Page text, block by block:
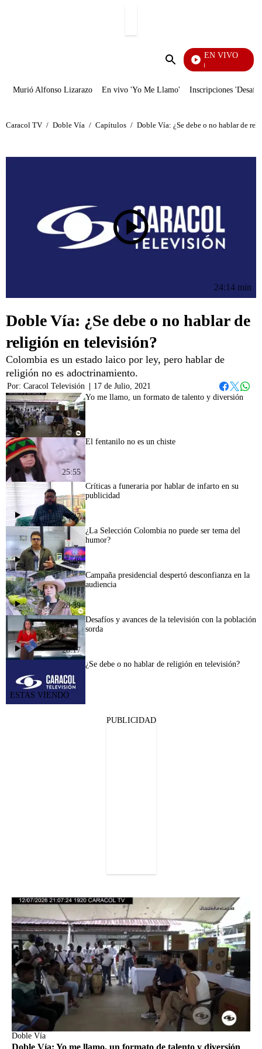
Enviar
EN VIVO
Noticias Caracol
Murió Alfonso Lizarazo En vivo 'Yo Me Llamo' Inscripciones
Caracol TV / Doble Vía / Capítulos / Doble Vía: ¿Se debe o no hablar de
24:14 min
Doble Vía: ¿Se debe o no hablar de
religión en televisión?
Colombia es un estado laico por ley, pero hablar de
religión no es adoctrinamiento.
Por: Caracol Televisión
17 de Julio, 2021
Facebook
Twitter
25:08
Yo me llamo, un formato de talento y diversión
25:55
El fentanilo no es un chiste
26:27
Críticas a funeraria por hablar de infarto en su
publicidad
25:48
¿La Selección Colombia no puede ser tema del
humor?
28:39
Campaña presidencial despertó desconfianza en la
audiencia
28:17
Desafíos y avances de la televisión con la población
sorda
¿Se debe o no hablar de religión en televisión?
PUBLICIDAD
Doble Vía
Doble Vía: Yo me llamo, un formato de talento y diversión